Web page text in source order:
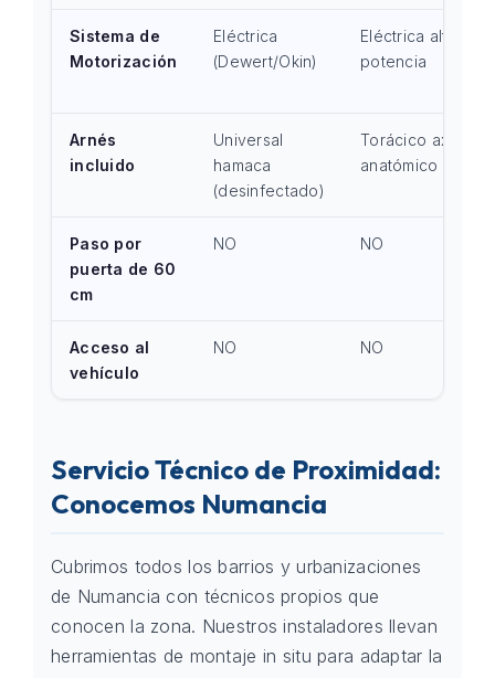
Sistema de
Motorización
Eléctrica
(Dewert/Okin)
Eléctrica alta
potencia
Arnés
incluido
Universal
hamaca
(desinfectado)
Torácico axial
anatómico
Paso por
puerta de 60
cm
NO NO
Acceso al
vehículo
NO NO
Servicio Técnico de Proximidad:
Conocemos Numancia
Cubrimos todos los barrios y urbanizaciones
de Numancia con técnicos propios que
conocen la zona. Nuestros instaladores llevan
herramientas de montaje in situ para adaptar la